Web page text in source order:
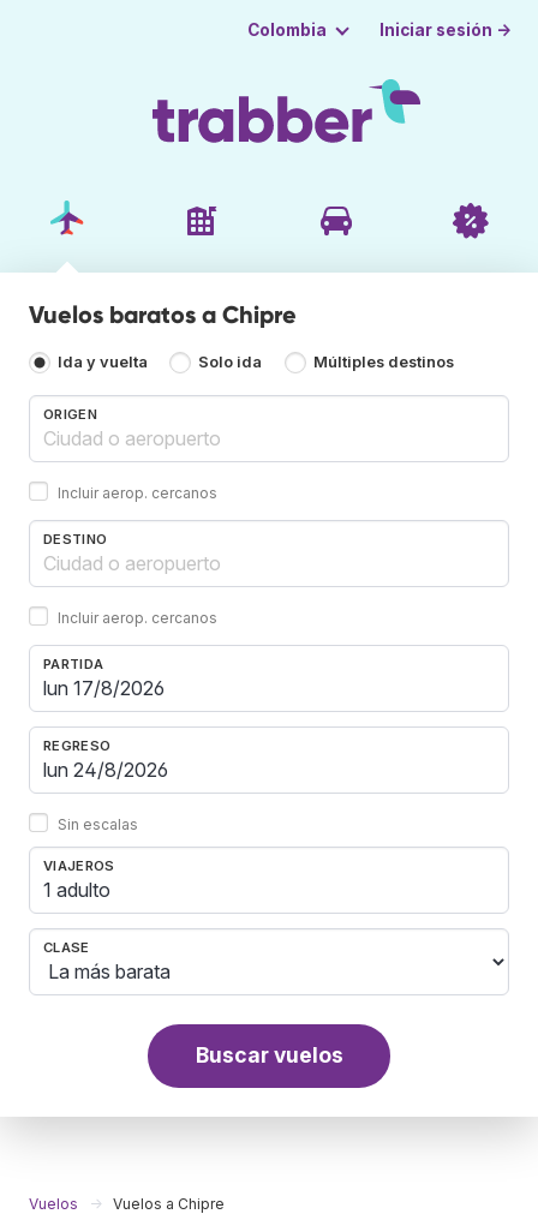
Colombia Iniciar sesión →
Vuelos baratos a Chipre
Ida y vuelta Solo ida Múltiples destinos
ORIGEN
Incluir aerop. cercanos
DESTINO
Incluir aerop. cercanos
PARTIDA
REGRESO
Sin escalas
VIAJEROS
1 adulto
CLASE
Buscar vuelos
Vuelos Vuelos a Chipre